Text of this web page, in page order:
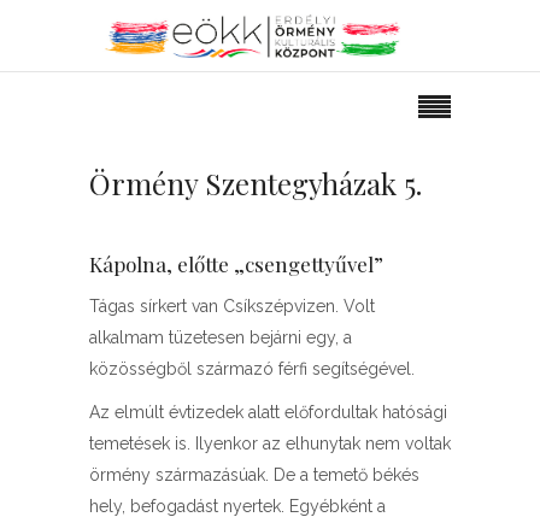
Örmény Szentegyházak 5.
Kápolna, előtte „csengettyűvel”
Tágas sírkert van Csíkszépvizen. Volt
alkalmam tüzetesen bejárni egy, a
közösségből származó férfi segítségével.
Az elmúlt évtizedek alatt előfordultak hatósági
temetések is. Ilyenkor az elhunytak nem voltak
örmény származásúak. De a temető békés
hely, befogadást nyertek. Egyébként a